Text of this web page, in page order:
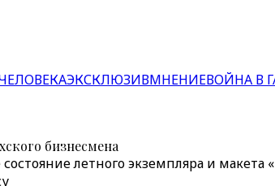
ЭКСКЛЮЗИВМНЕНИЕВОЙНА В
бизнесмена
летного экземпляра и